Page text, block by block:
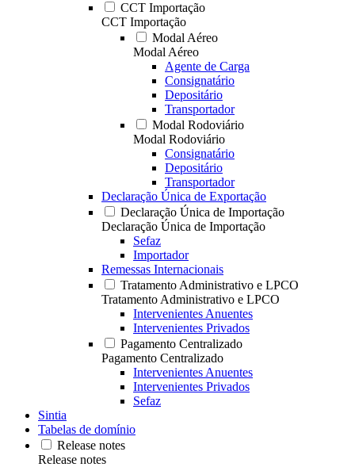
CCT Importação
CCT Importação
Modal Aéreo
Modal Aéreo
Agente de Carga
Consignatário
Depositário
Transportador
Modal Rodoviário
Modal Rodoviário
Consignatário
Depositário
Transportador
Declaração Única de Exportação
Declaração Única de Importação
Declaração Única de Importação
Sefaz
Importador
Remessas Internacionais
Tratamento Administrativo e LPCO
Tratamento Administrativo e LPCO
Intervenientes Anuentes
Intervenientes Privados
Pagamento Centralizado
Pagamento Centralizado
Intervenientes Anuentes
Intervenientes Privados
Sefaz
Sintia
Tabelas de domínio
Release notes
Release notes